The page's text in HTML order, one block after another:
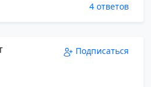
4 ответов
Подписаться